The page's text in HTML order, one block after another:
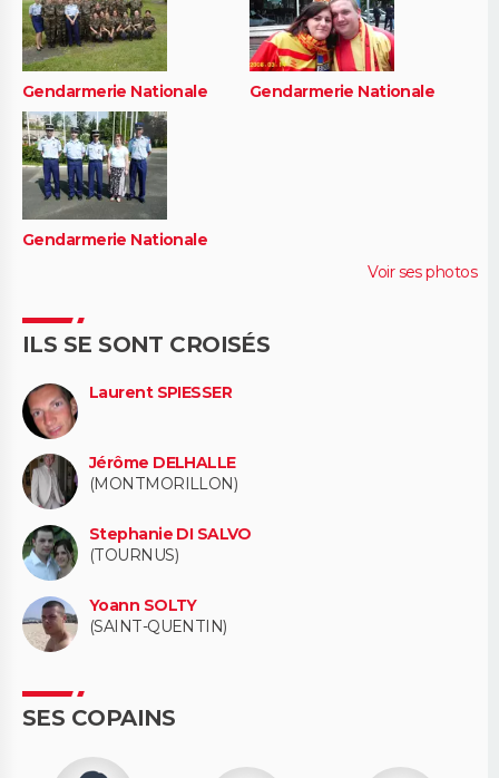
Gendarmerie Nationale Gendarmerie Nationale
Gendarmerie Nationale
Voir ses photos
ILS SE SONT CROISÉS
Laurent SPIESSER
Jérôme DELHALLE
(MONTMORILLON)
Stephanie DI SALVO
(TOURNUS)
Yoann SOLTY
(SAINT-QUENTIN)
SES COPAINS